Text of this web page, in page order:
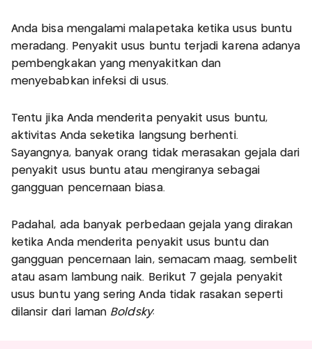
Anda bisa mengalami malapetaka ketika usus buntu
meradang. Penyakit usus buntu terjadi karena adanya
pembengkakan yang menyakitkan dan
menyebabkan infeksi di usus.
Tentu jika Anda menderita penyakit usus buntu,
aktivitas Anda seketika langsung berhenti.
Sayangnya, banyak orang tidak merasakan gejala dari
penyakit usus buntu atau mengiranya sebagai
gangguan pencernaan biasa.
Padahal, ada banyak perbedaan gejala yang dirakan
ketika Anda menderita penyakit usus buntu dan
gangguan pencernaan lain, semacam maag, sembelit
atau asam lambung naik. Berikut 7 gejala penyakit
usus buntu yang sering Anda tidak rasakan seperti
dilansir dari laman Boldsky: